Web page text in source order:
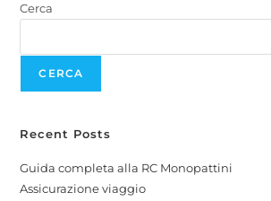
Cerca
CERCA
Recent Posts
Guida completa alla RC Monopattini
Assicurazione viaggio